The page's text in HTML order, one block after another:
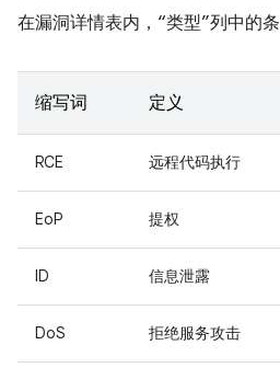
在漏洞详情表内，“类型”列中的
缩写词 定义
RCE 远程代码执行
EoP 提权
ID 信息泄露
DoS 拒绝服务攻击